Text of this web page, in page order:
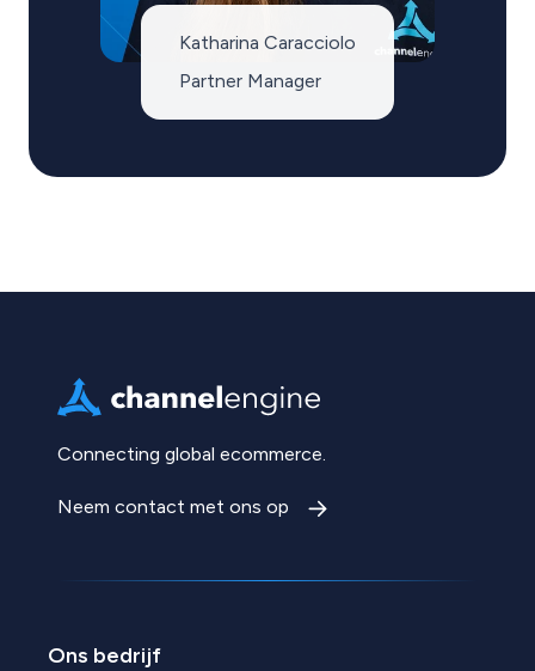
Katharina Caracciolo
Partner Manager
Connecting global ecommerce.
Neem contact met ons op
Ons bedrijf